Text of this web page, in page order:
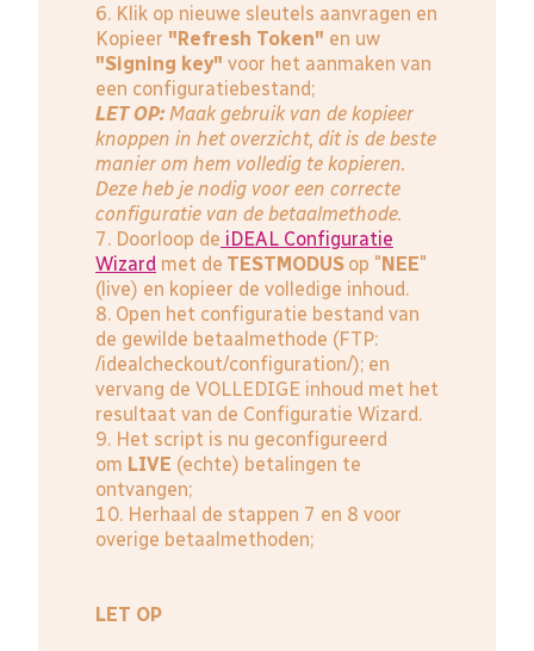
6. Klik op nieuwe sleutels aanvragen en
Kopieer "Refresh Token" en uw
"Signing key" voor het aanmaken van
een configuratiebestand;
LET OP: Maak gebruik van de kopieer
knoppen in het overzicht, dit is de beste
manier om hem volledig te kopieren.
Deze heb je nodig voor een correcte
configuratie van de betaalmethode.
7. Doorloop de iDEAL Configuratie
Wizard met de TESTMODUS op "NEE"
(live) en kopieer de volledige inhoud.
8. Open het configuratie bestand van
de gewilde betaalmethode (FTP:
/idealcheckout/configuration/); en
vervang de VOLLEDIGE inhoud met het
resultaat van de Configuratie Wizard.
9. Het script is nu geconfigureerd
om LIVE (echte) betalingen te
ontvangen;
10. Herhaal de stappen 7 en 8 voor
overige betaalmethoden;
LET OP